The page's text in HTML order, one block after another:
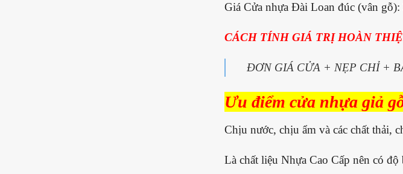
Giá Cửa nhựa Đài Loan đúc (vân gỗ):
CÁCH TÍNH GIÁ TRỊ HOÀN
ĐƠN GIÁ CỬA + NẸP CHỈ +
Ưu điểm cửa nhựa giả
Chịu nước, chịu ẩm và các chất thải,
Là chất liệu Nhựa Cao Cấp nên có độ